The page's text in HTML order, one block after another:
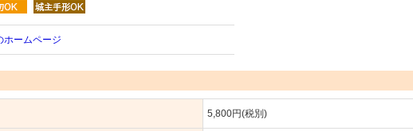
ホームページ
5,800円(税別)